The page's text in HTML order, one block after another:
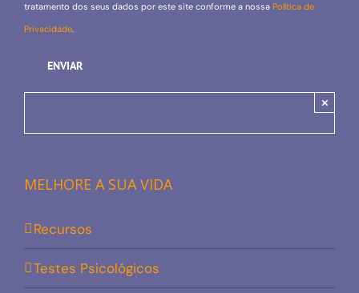
tratamento dos seus dados por este site conforme a nossa Política de
Privacidade.
×
MELHORE A SUA VIDA
Recursos
Testes Psicológicos